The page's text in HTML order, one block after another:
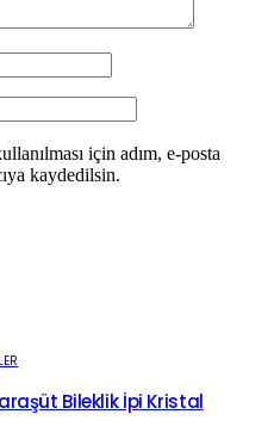
için adım, e-posta
kaydedilsin.
Bileklik İpi Kristal